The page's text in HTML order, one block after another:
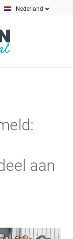
Nederland
aan